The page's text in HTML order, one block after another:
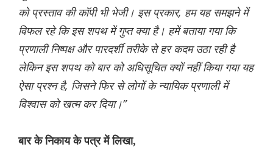
को प्रस्ताव की कॉपी भी भेजी। इस प्रकार, हम यह समझने में
विफल रहे कि इस शपथ में गुप्त क्या है। हमें बताया गया कि
प्रणाली निष्पक्ष और पारदर्शी तरीके से हर कदम उठा रही है
लेकिन इस शपथ को बार को अधिसूचित क्यों नहीं किया गया यह
ऐसा प्रश्न है, जिसने फिर से लोगों के न्यायिक प्रणाली में
विश्वास को खत्म कर दिया।”
बार के निकाय के पत्र में लिखा,